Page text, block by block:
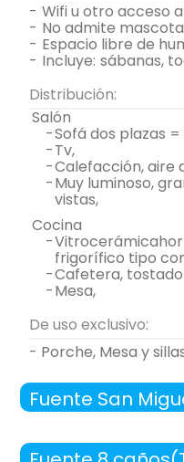
-
wifi u otro acceso
- no admite mascota
- espacio libre de
- incluye: sábanas,
Distribución:
salón
- sofá dos plazas =
- tv,
- calefacción,
-muy luminoso, grandes ventanales, bonitas
vistas,
cocina
-vitrocerámicahorno, microondas,
frigorífico tipo
- cafetera,
-
mesa,
De uso exclusivo:
- Porche, Mesa y
Fuente San Miguel(Telf